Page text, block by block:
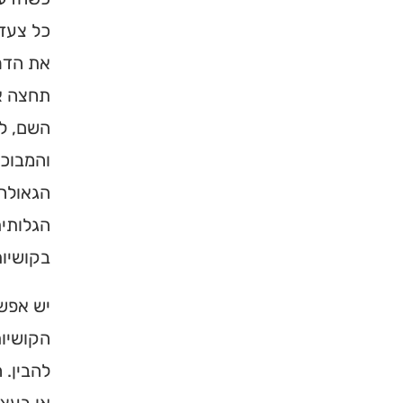
כל
את
תחצה
השם,
יש
מחפשים
מוסד